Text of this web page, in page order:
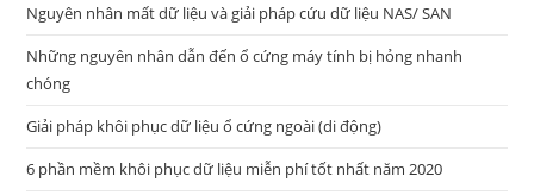
Nguyên nhân mất dữ liệu và giải pháp cứu dữ liệu NAS/ SAN
Những nguyên nhân dẫn đến ổ cứng máy tính bị hỏng nhanh
chóng
Giải pháp khôi phục dữ liệu ổ cứng ngoài (di động)
6 phần mềm khôi phục dữ liệu miễn phí tốt nhất năm 2020